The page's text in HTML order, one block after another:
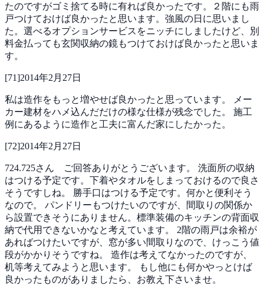
たのですがゴミ捨てる時に有れば良かったです。２階にも雨
戸つけておけば良かったと思います。強風の日に思いまし
た。選べるオプションサービスをニッチにしましたけど、別
料金払っても玄関収納の鏡もつけておけば良かったと思いま
す。
[71]2014年2月27日
私は造作をもっと増やせば良かったと思っています。
メー
カー建材をハメ込んだだけの様な仕様が残念でした。 施工
例にあるように造作と工夫に富んだ家にしたかった。
[72]2014年2月27日
724.725さん ご回答ありがとうございます。 洗面所の収納
はつける予定です。下着やタオルをしまっておけるので良さ
そうですしね。 勝手口はつける予定です。何かと便利そう
なので。 パンドリーもつけたいのですが、間取りの関係か
ら設置できそうにありません。標準装備のキッチンの背面収
納で代用できないかなと考えています。 2階の雨戸は余裕が
あればつけたいですが、窓が多い間取りなので、けっこう値
段がかかりそうですね。 造作は考えてなかったのですが、
机等考えてみようと思います。
もし他にも何かやっとけば
良かったものがありましたら、お教え下さいませ。